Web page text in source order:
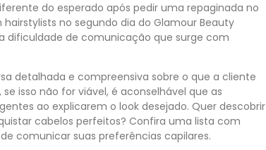
do esperado após pedir uma repaginada no
no segundo dia do Glamour Beauty
dificuldade de comunicação que surge com
detalhada e compreensiva sobre o que a cliente
isso não for viável, é aconselhável que as
ao explicarem o look desejado. Quer descobrir
cabelos perfeitos? Confira uma lista com
comunicar suas preferências capilares.